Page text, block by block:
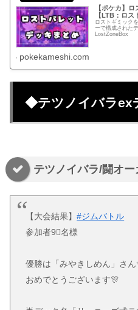
【ポケカ】
【LTB：ロス
ロストギミック
ーで構成された
LostZoneBox
pokekameshi.com
◆テツノイバラex
テツノイバラ/闘オ
【大会結果】#ジムバトル
参加者9⃣名様
優勝は「みやきしめん」さん
おめでとうございます🎊